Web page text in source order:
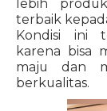
lebih
terbaik
Kondisi ini
karena bisa
maju dan
berkualitas.